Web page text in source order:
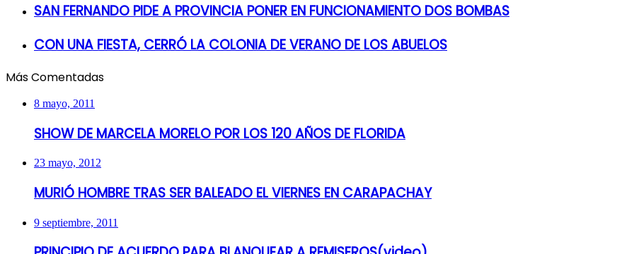
SAN FERNANDO PIDE A PROVINCIA PONER EN FUNCIONAMIENTO DOS BOMBAS
CON UNA FIESTA, CERRÓ LA COLONIA DE VERANO DE LOS ABUELOS
Más Comentadas
8 mayo, 2011
SHOW DE MARCELA MORELO POR LOS 120 AÑOS DE FLORIDA
23 mayo, 2012
MURIÓ HOMBRE TRAS SER BALEADO EL VIERNES EN CARAPACHAY
9 septiembre, 2011